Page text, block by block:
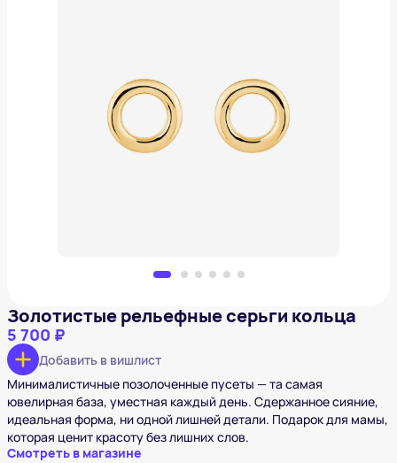
Золотистые рельефные серьги кольца
5 700 ₽
Золотистые рельефные серьги кольца
5 700 ₽
Добавить в вишлист
Минималистичные позолоченные пусеты — та самая
ювелирная база, уместная каждый день. Сдержанное сияние,
идеальная форма, ни одной лишней детали. Подарок для мамы,
которая ценит красоту без лишних слов.
Смотреть в магазине